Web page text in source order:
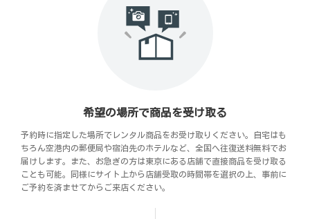
希望の場所で商品を受け取る
予約時に指定した場所でレンタル商品をお受け取りください。自宅はも
ちろん空港内の郵便局や宿泊先のホテルなど、全国へ往復送料無料でお
届けします。また、お急ぎの方は東京にある店舗で直接商品を受け取る
ことも可能。同様にサイト上から店舗受取の時間帯を選択の上、事前に
ご予約を済ませてからご来店ください。